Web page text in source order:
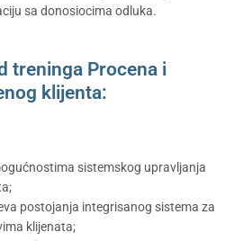
sa donosiocima odluka.
treninga Procena i
klijenta:
sistemskog upravljanja
postojanja integrisanog sistema za
klijenata;